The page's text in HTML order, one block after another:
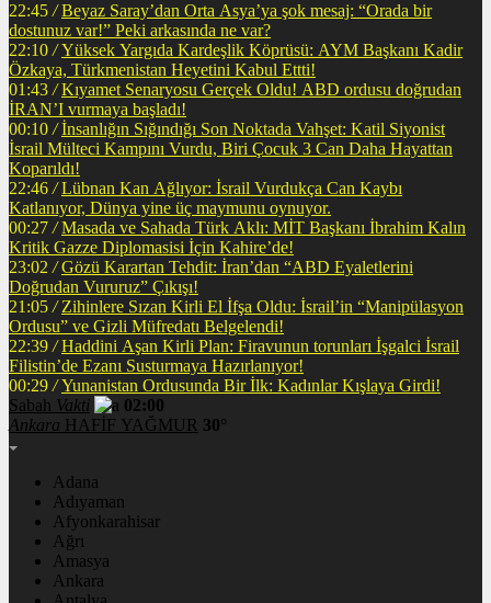
22:45 / Beyaz Saray’dan Orta Asya’ya şok mesaj: “Orada bir
dostunuz var!” Peki arkasında ne var?
22:10 / Yüksek Yargıda Kardeşlik Köprüsü: AYM Başkanı Kadir
Özkaya, Türkmenistan Heyetini Kabul Ettti!
01:43 / Kıyamet Senaryosu Gerçek Oldu! ABD ordusu doğrudan
İRAN’I vurmaya başladı!
00:10 / İnsanlığın Sığındığı Son Noktada Vahşet: Katil Siyonist
İsrail Mülteci Kampını Vurdu, Biri Çocuk 3 Can Daha Hayattan
Koparıldı!
22:46 / Lübnan Kan Ağlıyor: İsrail Vurdukça Can Kaybı
Katlanıyor, Dünya yine üç maymunu oynuyor.
00:27 / Masada ve Sahada Türk Aklı: MİT Başkanı İbrahim Kalın
Kritik Gazze Diplomasisi İçin Kahire’de!
23:02 / Gözü Karartan Tehdit: İran’dan “ABD Eyaletlerini
Doğrudan Vururuz” Çıkışı!
21:05 / Zihinlere Sızan Kirli El İfşa Oldu: İsrail’in “Manipülasyon
Ordusu” ve Gizli Müfredatı Belgelendi!
22:39 / Haddini Aşan Kirli Plan: Firavunun torunları İşgalci İsrail
Filistin’de Ezanı Susturmaya Hazırlanıyor!
00:29 / Yunanistan Ordusunda Bir İlk: Kadınlar Kışlaya Girdi!
Sabah Vakti
02:00
Ankara HAFİF YAĞMUR 30°
Adana
Adıyaman
Afyonkarahisar
Ağrı
Amasya
Ankara